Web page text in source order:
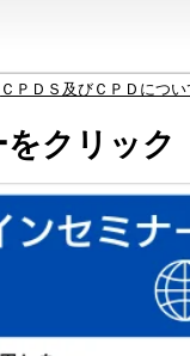
ＣＰＤＳ及びＣＰＤにつ
クリック